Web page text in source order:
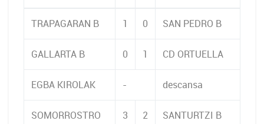
TRAPAGARAN B 1 0 SAN PEDRO B
GALLARTA B 0 1 CD ORTUELLA
EGBA KIROLAK - descansa
SOMORROSTRO
3 2 SANTURTZI B